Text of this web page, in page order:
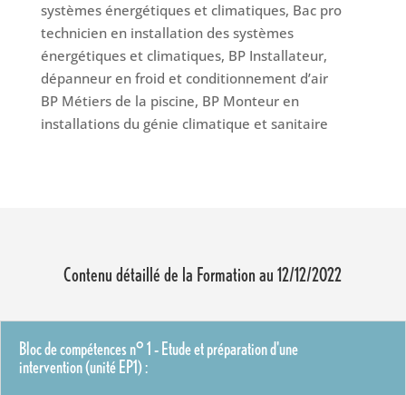
systèmes énergétiques et climatiques, Bac pro
technicien en installation des systèmes
énergétiques et climatiques, BP Installateur,
dépanneur en froid et conditionnement d’air
BP Métiers de la piscine, BP Monteur en
installations du génie climatique et sanitaire
Contenu détaillé de la Formation au 12/12/2022
Bloc de compétences n° 1 – Etude et préparation d'une
intervention (unité EP1) :